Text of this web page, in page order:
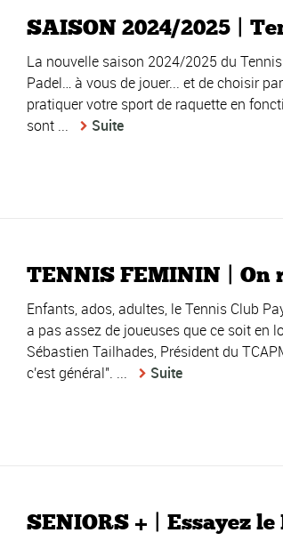
SAISON 2024/2025 |
La nouvelle saison 2024/2025 du
Padel… à vous de jouer... et de choisir
pratiquer votre sport de raquette en
sont ...
Suite
TENNIS FEMININ | On
Enfants, ados, adultes, le Tennis Club
a pas assez de joueuses que ce soit
Sébastien Tailhades, Président du
c'est général". ...
Suite
SENIORS + | Essayez